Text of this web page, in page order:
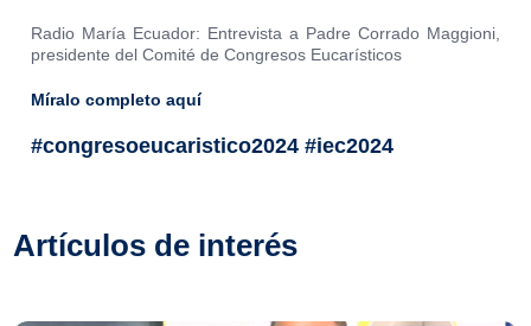
Radio María Ecuador: Entrevista a Padre Corrado Maggioni,
presidente del Comité de Congresos Eucarísticos
Míralo completo aquí
#congresoeucaristico2024 #iec2024
Artículos de interés